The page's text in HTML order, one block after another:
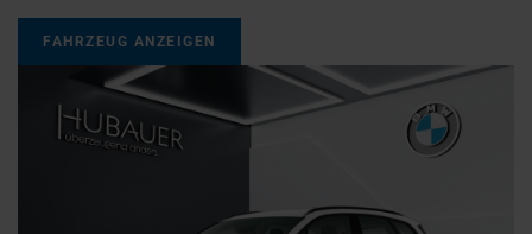
FAHRZEUG ANZEIGEN